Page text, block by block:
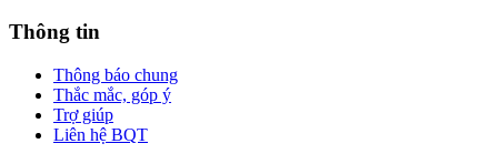
Thông tin
Thông báo chung
Thắc mắc, góp ý
Trợ giúp
Liên hệ BQT